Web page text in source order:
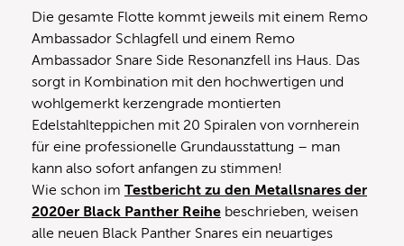
Die gesamte Flotte kommt jeweils mit einem Remo
Ambassador Schlagfell und einem Remo
Ambassador Snare Side Resonanzfell ins Haus. Das
sorgt in Kombination mit den hochwertigen und
wohlgemerkt kerzengrade montierten
Edelstahlteppichen mit 20 Spiralen von vornherein
für eine professionelle Grundausstattung – man
kann also sofort anfangen zu stimmen!
Wie schon im Testbericht zu den Metallsnares der
2020er Black Panther Reihe beschrieben, weisen
alle neuen Black Panther Snares ein neuartiges